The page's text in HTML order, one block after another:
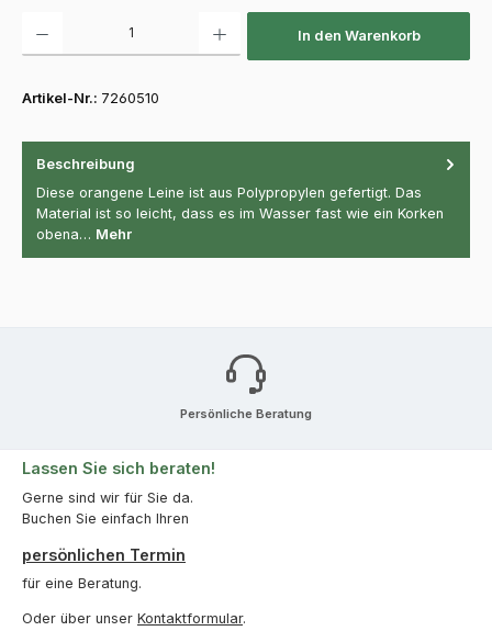
In den Warenkorb
Artikel-Nr.: 7260510
Beschreibung
Diese orangene Leine ist aus Polypropylen gefertigt. Das
Material ist so leicht, dass es im Wasser fast wie ein Korken
obena… Mehr
Persönliche Beratung
Lassen Sie sich beraten!
Gerne sind wir für Sie da.
Buchen Sie einfach Ihren
persönlichen Termin
für eine Beratung.
Oder über unser Kontaktformular.